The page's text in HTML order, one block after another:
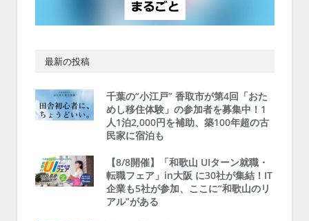
最新の投稿
千葉の“小江戸” 香取市が第4回「おた
めし移住体験」の参加者を募集中！1
人1泊2,000円を補助、築100年超の古
民家に宿泊も
【8/8開催】「和歌山 UIターン就職・
転職フェア」in大阪 に30社が集結！IT
企業も5社が参加、ここに“和歌山のリ
アル”がある